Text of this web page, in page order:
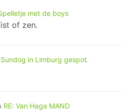
met de boys
of zen.
Sundog in Limburg gespot.
RE: Van Haga MAND